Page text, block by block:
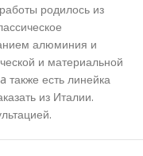
родилось из
алюминия и
и материальной
также есть линейка
из Италии.